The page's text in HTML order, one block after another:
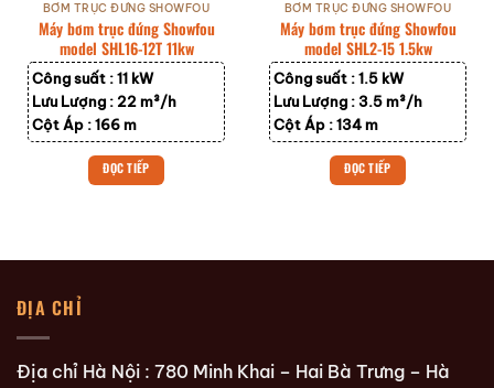
BƠM TRỤC ĐỨNG SHOWFOU
Máy bơm trục đứng Showfou
model SHL16-12T 11kw
Công suất :11 kW
Lưu Lượng : 22 m³/h
Cột Áp :166 m
ĐỌC TIẾP
BƠM TRỤC ĐỨNG SHOWFOU
Máy bơm trục đứng Showfou
model SHL2-15 1.5kw
Công suất :1.5 kW
Lưu Lượng : 3.5 m³/h
Cột Áp :134 m
ĐỌC TIẾP
ĐỊA CHỈ
Địa chỉ Hà Nội : 780 Minh Khai – Hai Bà Trưng – Hà